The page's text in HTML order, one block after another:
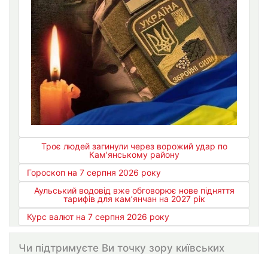
Троє людей загинули через ворожий удар по
Кам'янському району
Гороскоп на 7 серпня 2026 року
Аульський водовід вже обговорює нове підняття
тарифів для кам’янчан на 2027 рік
Курс валют на 7 серпня 2026 року
Чи підтримуєте Ви точку зору київських